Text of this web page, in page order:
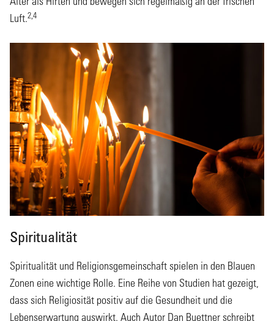
Luft.2,4
Spiritualität
Spiritualität und Religionsgemeinschaft spielen in den Blauen
Zonen eine wichtige Rolle. Eine Reihe von Studien hat gezeigt,
dass sich Religiosität positiv auf die Gesundheit und die
Lebenserwartung auswirkt. Auch Autor Dan Buettner schreibt